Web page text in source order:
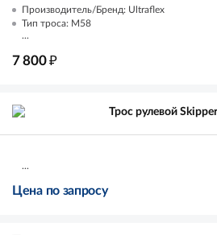
Производитель/Бренд: Ultraflex
Тип троса: M58
...
7 800₽
Трос рулевой
...
Цена по запросу